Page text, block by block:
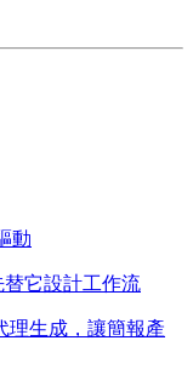
動
它設計工作流
理生成，讓簡報產